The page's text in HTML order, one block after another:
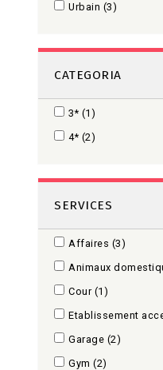
Urbain (3)
CATEGORIA
3
(1)
4
(2)
SERVICES
Affaires (3)
Animaux
Cour (1)
Etablissement
Garage (2)
Gym (2)